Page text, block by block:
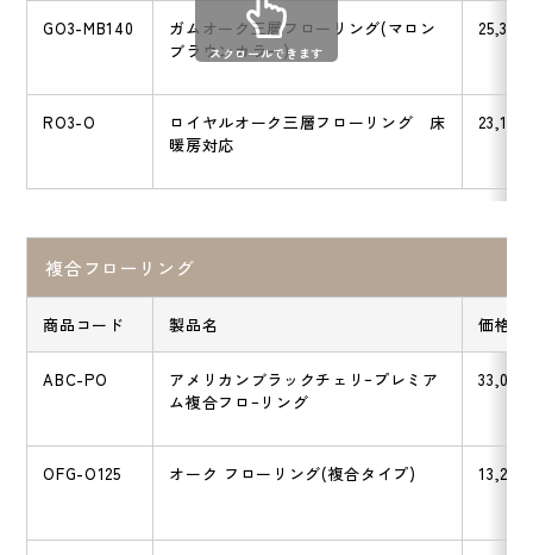
GO3-MB140
ガムオーク三層フローリング(マロン
ブラウンカラー)
25,300
RO3-O
ロイヤルオーク三層フローリング 床
暖房対応
23,100
スクロールできます
複合フローリング
商品コード 製品名 価格
ABC-PO
アメリカンブラックチェリｰプレミア
ム複合フロｰリング
33,000
OFG-O125 オーク フローリング(複合タイプ) 13,200